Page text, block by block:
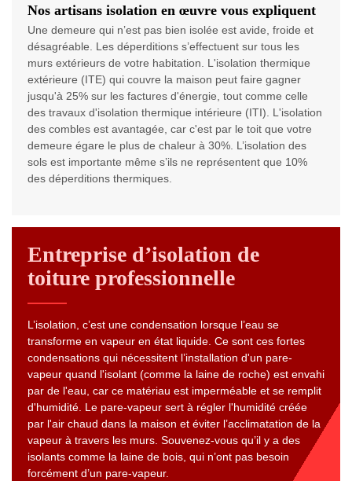
Nos artisans isolation en œuvre vous expliquent
Une demeure qui n’est pas bien isolée est avide, froide et
désagréable. Les déperditions s’effectuent sur tous les
murs extérieurs de votre habitation. L'isolation thermique
extérieure (ITE) qui couvre la maison peut faire gagner
jusqu'à 25% sur les factures d'énergie, tout comme celle
des travaux d'isolation thermique intérieure (ITI). L'isolation
des combles est avantagée, car c'est par le toit que votre
demeure égare le plus de chaleur à 30%. L’isolation des
sols est importante même s’ils ne représentent que 10%
des déperditions thermiques.
Entreprise d’isolation de
toiture professionnelle
L’isolation, c’est une condensation lorsque l’eau se
transforme en vapeur en état liquide. Ce sont ces fortes
condensations qui nécessitent l’installation d'un pare-
vapeur quand l'isolant (comme la laine de roche) est envahi
par de l'eau, car ce matériau est imperméable et se remplit
d'humidité. Le pare-vapeur sert à régler l'humidité créée
par l'air chaud dans la maison et éviter l’acclimatation de la
vapeur à travers les murs. Souvenez-vous qu’il y a des
isolants comme la laine de bois, qui n’ont pas besoin
forcément d’un pare-vapeur.